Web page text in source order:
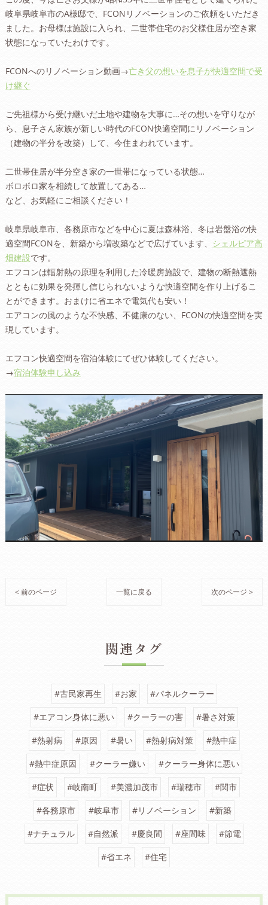
岐阜県岐阜市のA様邸で、FCONリノベーションのご依頼をいただき
ました。お母様は施設に入られ、二世帯住宅のお父様住居が空き家
状態になっていたわけです。
FCONへのリノベーション動画→亡き父の想いを息子が快適空間で受
け継ぐ
ご先祖様から受け継いだ土地や建物を大事に…その想いを守りなが
ら、息子さん家族が新しい時代のFCON快適空間にリノベーション
（建物の半分を改築）して、今住まわれています。
二世帯住居が半分空き家の一世帯になっている状態…
ボロボロ家を相続して放置してある…
など、お気軽にご相談ください！
岐阜県岐阜市、各務原市などを中心に夏は森林浴、冬は岩盤浴の快
適空間FCONを、新築から増改築などで広げています、 シェルピア高
畑建設です。
エフコンは輻射熱の原理を利用した冷暖房施設で、建物の断熱遮熱
とともに効果を発揮し信じられないような快適空間を作り上げるこ
とができます。おまけに省エネで電気代も安い！
エアコンの風のような不快感、不健康のない、FCONの快適空間を実
現しています。
エフコン快適空間を宿泊体験にてぜひ体験してください。
→宿泊体験申し込み
< 前のページ 一覧に戻る 次のページ >
関連タグ
#古民家再生 #お家 #パネルクーラー
#エアコン身体に悪い #クーラーの害 #暑さ対策
#熱射病 #原因 #暑い #熱射病対策 #熱中症
#熱中症原因 #クーラー嫌い #クーラー身体に悪い
#症状 #岐南町 #美濃加茂市 #瑞穂市 #関市
#各務原市 #岐阜市 #リノベーション #新築
#ナチュラル #自然派 #慶良間 #座間味 #節電
#省エネ #住宅